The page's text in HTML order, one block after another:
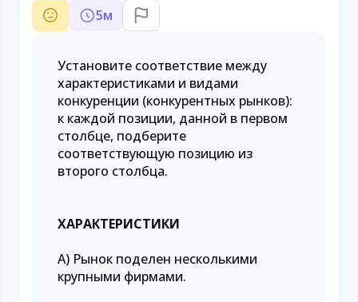
5м
Установите соответствие между
характеристиками и видами
конкуренции (конкурентных рынков):
к каждой позиции, данной в первом
столбце, подберите
соответствующую позицию из
второго столбца.
ХАРАКТЕРИСТИКИ
А) Рынок поделен несколькими
крупными фирмами.